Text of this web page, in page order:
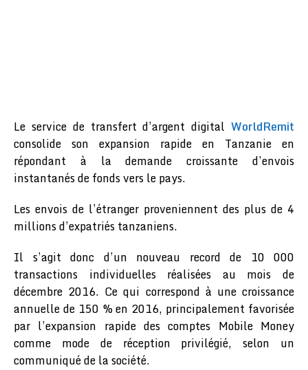
Le service de transfert d’argent digital WorldRemit
consolide son expansion rapide en Tanzanie en
répondant à la demande croissante d’envois
instantanés de fonds vers le pays.
Les envois de l’étranger proveniennent des plus de 4
millions d’expatriés tanzaniens.
Il s’agit donc d’un nouveau record de 10 000
transactions individuelles réalisées au mois de
décembre 2016. Ce qui correspond à une croissance
annuelle de 150 % en 2016, principalement favorisée
par l’expansion rapide des comptes Mobile Money
comme mode de réception privilégié, selon un
communiqué de la société.